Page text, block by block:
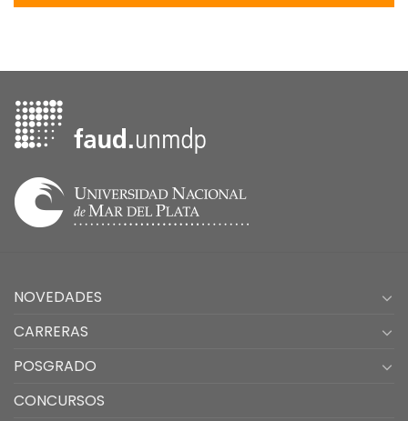
NOVEDADES
CARRERAS
POSGRADO
CONCURSOS